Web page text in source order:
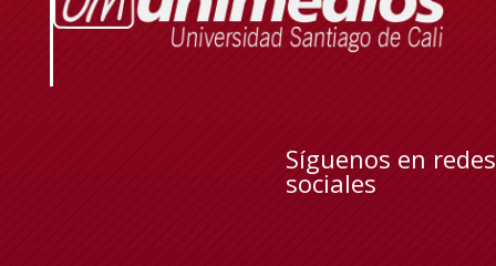
Síguenos en redes
sociales